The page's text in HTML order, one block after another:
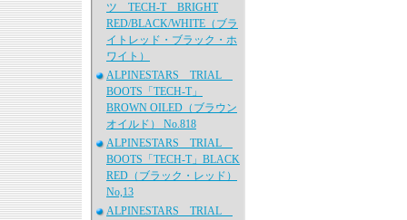
ツ TECH-T BRIGHT
RED/BLACK/WHITE（ブラ
イトレッド・ブラック・ホ
ワイト）
ALPINESTARS TRIAL
BOOTS「TECH-T」
BROWN OILED（ブラウン
オイルド） No.818
ALPINESTARS TRIAL
BOOTS「TECH-T」BLACK
RED（ブラック・レッド）
No,13
ALPINESTARS TRIAL